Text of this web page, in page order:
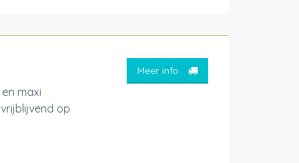
maxi
op
Meer info